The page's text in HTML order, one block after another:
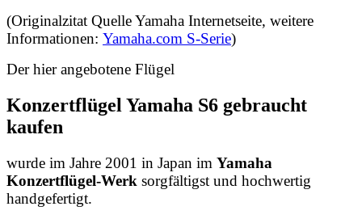
(Originalzitat Quelle Yamaha Internetseite, weitere
Informationen: Yamaha.com S-Serie)
Der hier angebotene Flügel
Konzertflügel Yamaha S6 gebraucht
kaufen
wurde im Jahre 2001 in Japan im Yamaha
Konzertflügel-Werk sorgfältigst und hochwertig
handgefertigt.